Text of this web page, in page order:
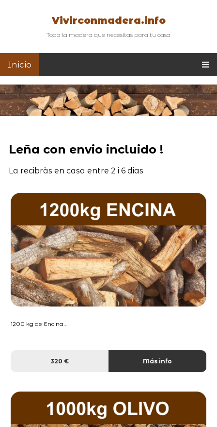
Vivirconmadera.info
Toda la madera que necesitas para tu casa
Inicio
Leña con envio incluido !
La recibràs en casa entre 2 i 6 dias
1200 kg de Encina...
320 € Más info